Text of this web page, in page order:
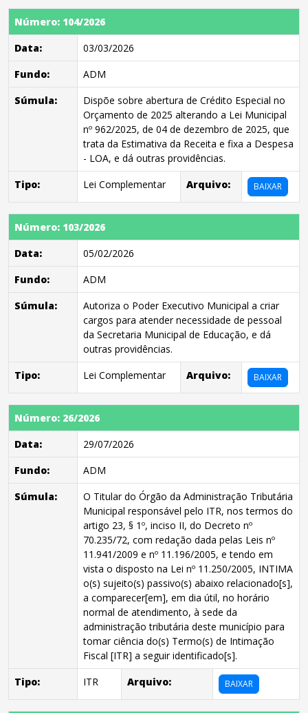
Número: 104/2026
Data:
03/03/2026
Fundo:
ADM
Súmula:
Dispõe sobre abertura de Crédito Especial no
Orçamento de 2025 alterando a Lei Municipal
nº 962/2025, de 04 de dezembro de 2025, que
trata da Estimativa da Receita e fixa a Despesa
- LOA, e dá outras providências.
Tipo:
Lei Complementar Arquivo: BAIXAR
Número: 103/2026
Data:
05/02/2026
Fundo:
ADM
Súmula:
Autoriza o Poder Executivo Municipal a criar
cargos para atender necessidade de pessoal
da Secretaria Municipal de Educação, e dá
outras providências.
Tipo:
Lei Complementar Arquivo: BAIXAR
Número: 26/2026
Data:
29/07/2026
Fundo:
ADM
Súmula:
O Titular do Órgão da Administração Tributária
Municipal responsável pelo ITR, nos termos do
artigo 23, § 1º, inciso II, do Decreto nº
70.235/72, com redação dada pelas Leis nº
11.941/2009 e nº 11.196/2005, e tendo em
vista o disposto na Lei nº 11.250/2005, INTIMA
o(s) sujeito(s) passivo(s) abaixo relacionado[s],
a comparecer[em], em dia útil, no horário
normal de atendimento, à sede da
administração tributária deste município para
tomar ciência do(s) Termo(s) de Intimação
Fiscal [ITR] a seguir identificado[s].
Tipo:
ITR Arquivo: BAIXAR